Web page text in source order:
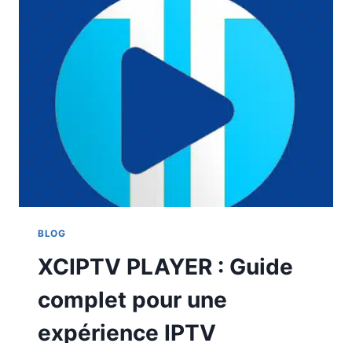
BLOG
XCIPTV PLAYER : Guide
complet pour une
expérience IPTV